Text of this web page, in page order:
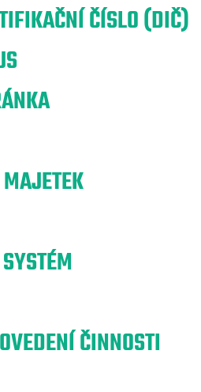
ČÍSLO (DIČ)
ČINNOSTI